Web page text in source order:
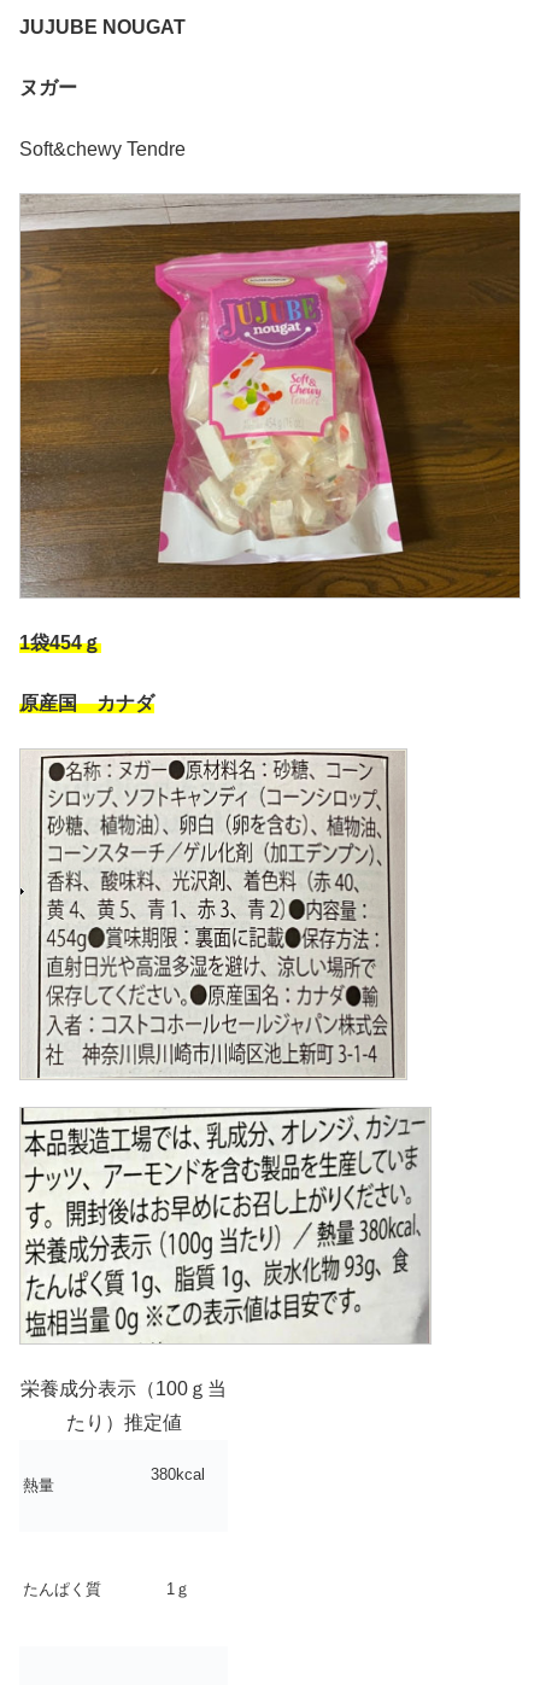
JUJUBE NOUGAT
ヌガー
Soft&chewy Tendre
1袋454ｇ
原産国 カナダ
栄養成分表示（100ｇ当
たり）推定値
熱量
380kcal
たんぱく質 1ｇ